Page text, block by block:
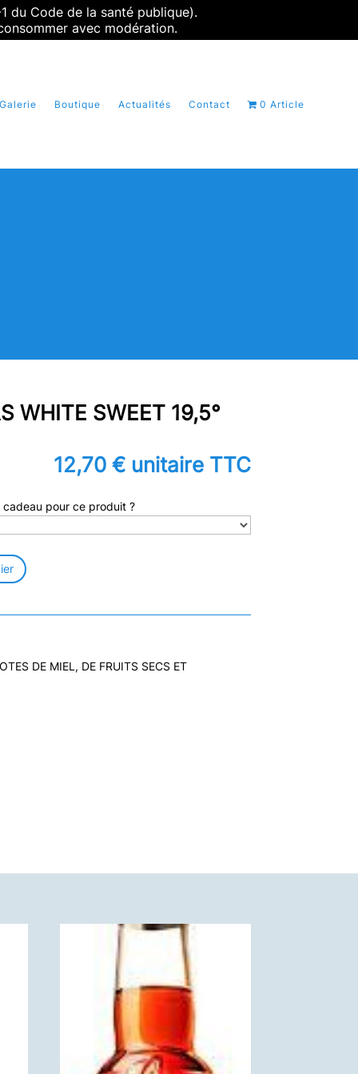
du Code de la santé publique).
avec modération.
Boutique Actualités Contact 0 Article
WHITE SWEET 19,5°
12,70 €unitaire TTC
pour ce produit ?
DE MIEL, DE FRUITS SECS ET